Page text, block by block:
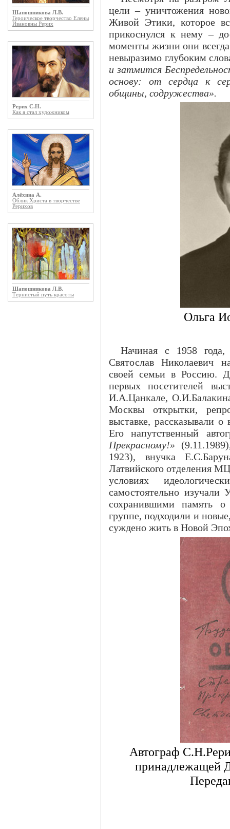
Шапошникова Л.В.
Героическое творчество Елены
Ивановны Рерих
Рерих С.Н.
Как я стал художником
Алёхина А.
Облик Христа в творчестве
Рерихов
Шапошникова Л.В.
Тернистый путь красоты
цели – уничтожения
Живой Этики, которое
прикоснулся к нему –
моменты жизни они
невыразимо глубоким
и затмится
основу: от сердца к
общины, содружества».
Ольга
Начиная с 1958
Святослав Николаевич
своей семьи в Россию.
первых посетителей
И.А.Цанкале,
Москвы открытки,
выставке, рассказывали
Его напутственный
Прекрасному!»
1923), внучка
Латвийского отделения
условиях
самостоятельно
сохранившими память
группе, подходили и
суждено жить в Новой
Автограф
принадлежащей